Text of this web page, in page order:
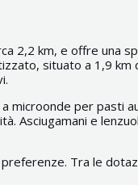
2,2 km, e offre una
situato a 1,9 km
microonde per pasti
Asciugamani e
Tra le